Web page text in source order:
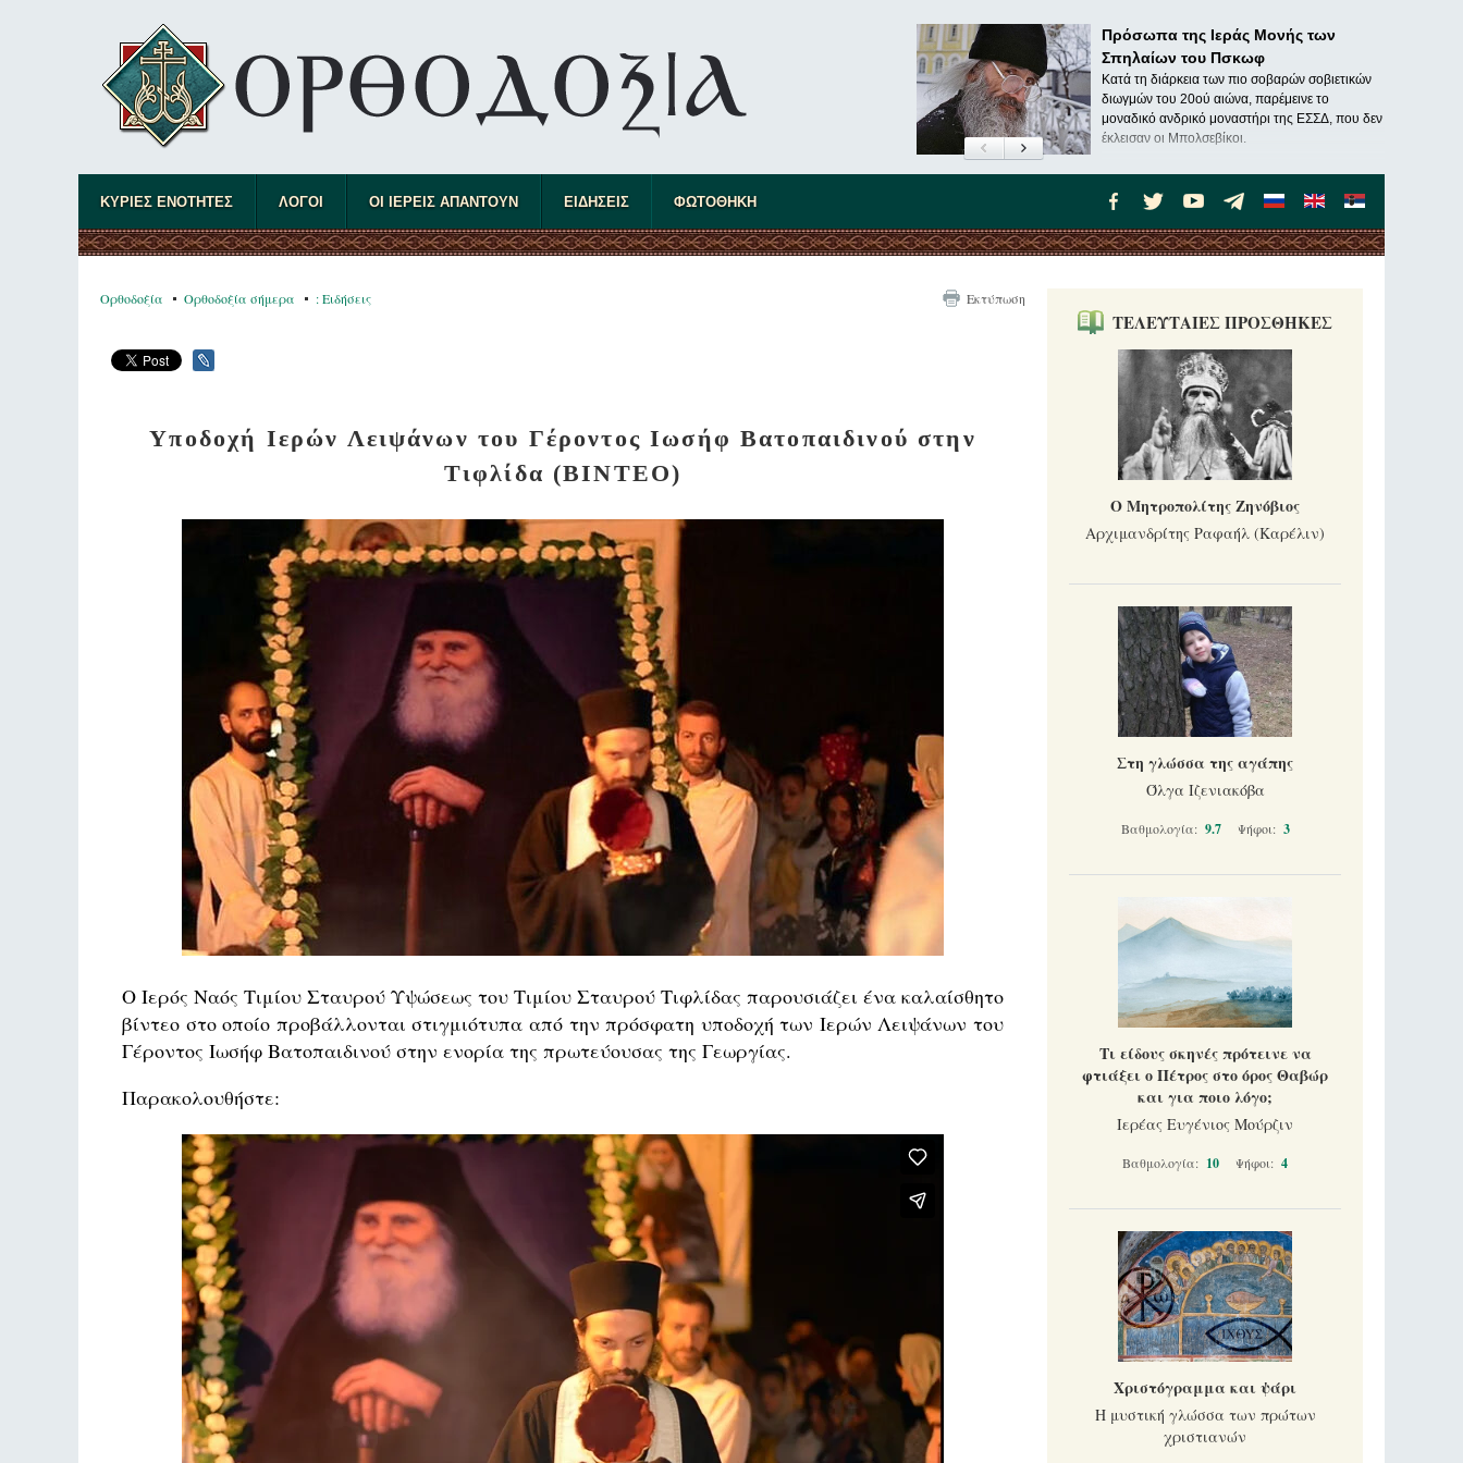
Πρόσωπα της Ιεράς Μονής των
Σπηλαίων του Πσκωφ
Κατά τη διάρκεια των πιο σοβαρών σοβιετικών
διωγμών του 20ού αιώνα, παρέμεινε το
μοναδικό ανδρικό μοναστήρι της ΕΣΣΔ, που δεν
έκλεισαν οι Μπολσεβίκοι.
ΚΥΡΙΕΣ ΕΝΟΤΗΤΕΣ ΛΟΓΟΙ ΟΙ ΙΕΡΕΙΣ ΑΠΑΝΤΟΥΝ ΕΙΔΗΣΕΙΣ ΦΩΤΟΘΗΚΗ
Ορθοδοξία Ορθοδοξία σήμερα : Ειδήσεις Εκτύπωση
Yποδοχή Ιερών Λειψάνων του Γέροντος Ιωσήφ Βατοπαιδινού στην
Τιφλίδα (ΒΙΝΤΕΟ)
Ο Ιερός Ναός Τιμίου Σταυρού Υψώσεως του Τιμίου Σταυρού Τιφλίδας παρουσιάζει ένα καλαίσθητο
βίντεο στο οποίο προβάλλονται στιγμιότυπα από την πρόσφατη υποδοχή των Ιερών Λειψάνων του
Γέροντος Ιωσήφ Βατοπαιδινού στην ενορία της πρωτεύουσας της Γεωργίας.
Παρακολουθήστε:
ΤΕΛΕΥΤΑΙΕΣ ΠΡΟΣΘΗΚΕΣ
Ο Μητροπολίτης Ζηνόβιος
Αρχιμανδρίτης Ραφαήλ (Καρέλιν)
Στη γλώσσα της αγάπης
Όλγα Ιζενιακόβα
Βαθμολογία: 9.7 Ψήφοι: 3
Τι είδους σκηνές πρότεινε να
φτιάξει ο Πέτρος στο όρος Θαβώρ
και για ποιο λόγο;
Ιερέας Ευγένιος Μούρζιν
Βαθμολογία: 10 Ψήφοι: 4
Χριστόγραμμα και ψάρι
Η μυστική γλώσσα των πρώτων
χριστιανών